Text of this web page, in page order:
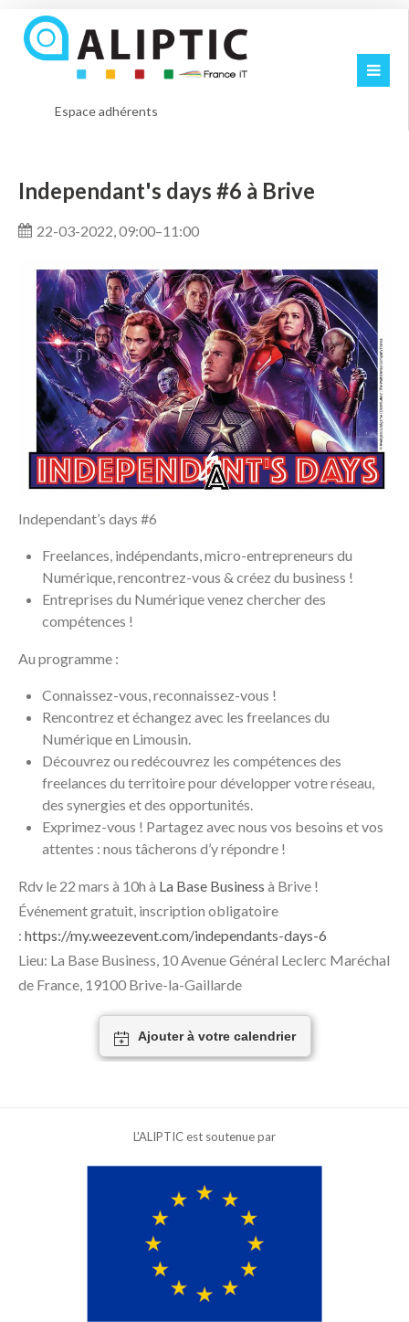
Espace adhérents
Independant's days #6 à Brive
22-03-2022, 09:00–11:00
Independant’s days #6
Freelances, indépendants, micro-entrepreneurs du
Numérique, rencontrez-vous & créez du business !
Entreprises du Numérique venez chercher des
compétences !
Au programme :
Connaissez-vous, reconnaissez-vous !
Rencontrez et échangez avec les freelances du
Numérique en Limousin.
Découvrez ou redécouvrez les compétences des
freelances du territoire pour développer votre réseau,
des synergies et des opportunités.
Exprimez-vous ! Partagez avec nous vos besoins et vos
attentes : nous tâcherons d’y répondre !
Rdv le 22 mars à 10h à La Base Business à Brive !
Événement gratuit, inscription obligatoire
: https://my.weezevent.com/independants-days-6
Lieu: La Base Business, 10 Avenue Général Leclerc Maréchal
de France, 19100 Brive-la-Gaillarde
Ajouter à votre calendrier
L'ALIPTIC est soutenue par